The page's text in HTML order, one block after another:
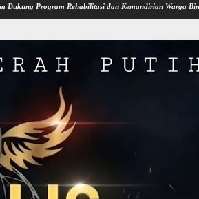
Rehabilitasi dan Kemandirian Warga Binaan Lapas